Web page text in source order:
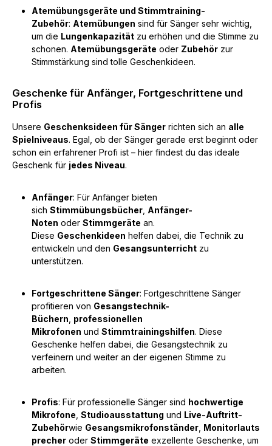
Atemübungsgeräte und Stimmtraining-
Zubehör: Atemübungen sind für Sänger sehr wichtig,
um die Lungenkapazität zu erhöhen und die Stimme zu
schonen. Atemübungsgeräte oder Zubehör zur
Stimmstärkung sind tolle Geschenkideen.
Geschenke für Anfänger, Fortgeschrittene und
Profis
Unsere Geschenksideen für Sänger richten sich an alle
Spielniveaus. Egal, ob der Sänger gerade erst beginnt oder
schon ein erfahrener Profi ist – hier findest du das ideale
Geschenk für jedes Niveau.
Anfänger: Für Anfänger bieten
sich Stimmübungsbücher Anfänger-
Noten oder Stimmgeräte an.
Diese Geschenkideen helfen dabei, die Technik zu
entwickeln und den Gesangsunterricht zu
unterstützen.
Fortgeschrittene Sänger: Fortgeschrittene Sänger
profitieren von Gesangstechnik-
Büchern professionellen
Mikrofonen und Stimmtrainingshilfen. Diese
Geschenke helfen dabei, die Gesangstechnik zu
verfeinern und weiter an der eigenen Stimme zu
arbeiten.
Profis: Für professionelle Sänger sind hochwertige
Mikrofone Studioausstattung und Live-Auftritt-
Zubehörwie Gesangsmikrofonständer Monitorlauts
precher oder Stimmgeräte exzellente Geschenke, um